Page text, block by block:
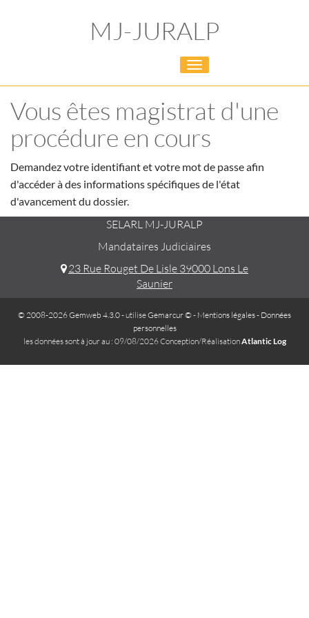
MJ-JURALP
Toggle
navigation
Vous êtes magistrat d'une
procédure en cours
Demandez votre identifiant et votre mot de passe afin
d'accéder à des informations spécifiques de l'état
d'avancement du dossier.
SELARL MJ-JURALP
Mandataires Judiciaires
23 Rue Rouget De Lisle 39000 Lons Le
Saunier
© 2008-2026 Gemweb 4.3.0- utiliseGemarcur © - Mentions légales- Données
personnelles
les données sont à jour au : 09/08/2026 Conception/RéalisationAtlantic Log